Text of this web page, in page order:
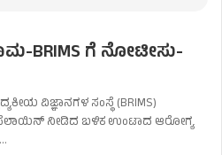
BRIMS ಗೆ ನೋಟೀಸು-
ವಿಜ್ಞಾನಗಳ ಸಂಸ್ಥೆ (BRIMS)
ಸೆಲಾಯಿನ್ ನೀಡಿದ ಬಳಿಕ ಉಂಟಾದ ಆರೋಗ್ಯ